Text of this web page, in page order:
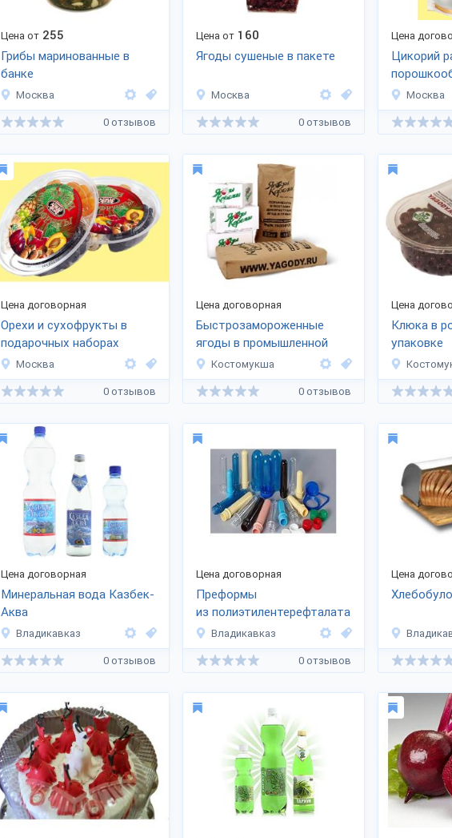
Цена от 255
Грибы маринованные в
банке
Москва
0 отзывов
Цена от 160
Ягоды сушеные в пакете
Москва
0 отзывов
Цена
Цикорий
Москва
Цена договорная
Орехи и сухофрукты в
подарочных наборах
Москва
0 отзывов
Цена договорная
Быстрозамороженные
ягоды в промышленной
упаковке
Костомукша
0 отзывов
Цена
Клюка в
упаковке
Цена договорная
Минеральная вода Казбек-
Аква
Владикавказ
0 отзывов
Цена договорная
Преформы
из полиэтилентерефталата
РСО 1810, PCO 1881
и колпачки к ним
Владикавказ
0 отзывов
Цена